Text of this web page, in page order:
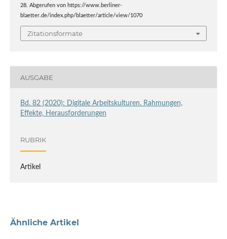
28. Abgerufen von https://www.berliner-
blaetter.de/index.php/blaetter/article/view/1070
Zitationsformate
AUSGABE
Bd. 82 (2020): Digitale Arbeitskulturen. Rahmungen,
Effekte, Herausforderungen
RUBRIK
Artikel
Ähnliche Artikel